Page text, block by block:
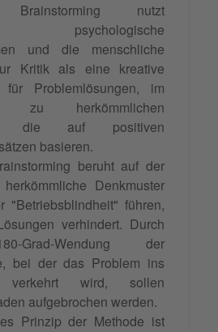
Brainstorming nutzt
psychologische
und die menschliche
Kritik als eine kreative
für Problemlösungen, im
zu herkömmlichen
die auf positiven
basieren.
beruht auf der
Denkmuster
"Betriebsblindheit" führen,
verhindert. Durch
Grad-Wendung der
bei der das Problem ins
verkehrt wird, sollen
aufgebrochen werden.
Prinzip der Methode ist